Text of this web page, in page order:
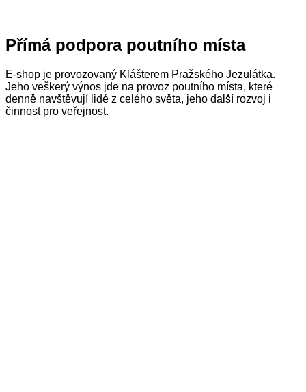
Přímá podpora poutního místa
E-shop je provozovaný Klášterem Pražského Jezulátka.
Jeho veškerý výnos jde na provoz poutního místa, které
denně navštěvují lidé z celého světa, jeho další rozvoj i
činnost pro veřejnost.